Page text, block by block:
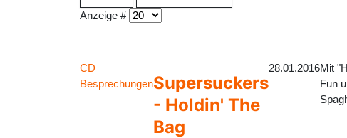
Anzeige #
CD
BesprechungenSupersuckers
- Holdin' The
Bag
28.01.2016Mit
Fun